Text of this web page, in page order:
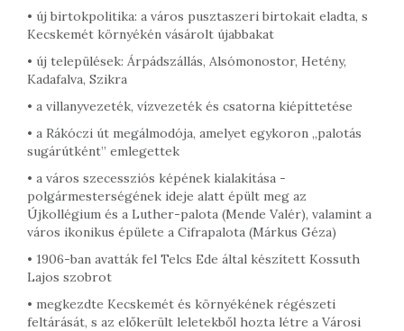
• új birtokpolitika: a város pusztaszeri birtokait eladta, s
Kecskemét környékén vásárolt újabbakat
• új települések: Árpádszállás, Alsómonostor, Hetény,
Kadafalva, Szikra
• a villanyvezeték, vízvezeték és csatorna kiépíttetése
• a Rákóczi út megálmodója, amelyet egykoron „palotás
sugárútként” emlegettek
• a város szecessziós képének kialakítása -
polgármesterségének ideje alatt épült meg az
Újkollégium és a Luther-palota (Mende Valér), valamint a
város ikonikus épülete a Cifrapalota (Márkus Géza)
• 1906-ban avatták fel Telcs Ede által készített Kossuth
Lajos szobrot
• megkezdte Kecskemét és környékének régészeti
feltárását, s az előkerült leletekből hozta létre a Városi